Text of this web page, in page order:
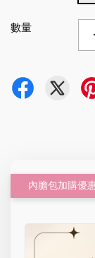
數量
內膽包加購優